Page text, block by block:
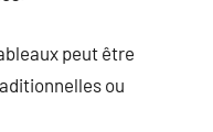
peut être
ou